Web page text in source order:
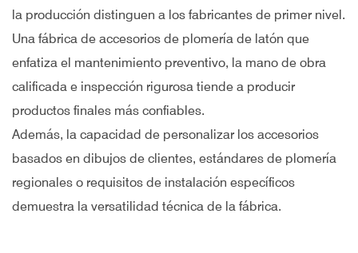
la producción distinguen a los fabricantes de primer nivel.
Una fábrica de accesorios de plomería de latón que
enfatiza el mantenimiento preventivo, la mano de obra
calificada e inspección rigurosa tiende a producir
productos finales más confiables.
Además, la capacidad de personalizar los accesorios
basados en dibujos de clientes, estándares de plomería
regionales o requisitos de instalación específicos
demuestra la versatilidad técnica de la fábrica.